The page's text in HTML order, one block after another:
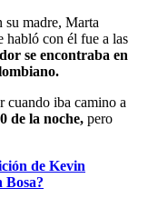
madre, Marta
habló con él fue a las
se encontraba en
cuando iba camino a
de la noche, pero
de Kevin
Bosa?